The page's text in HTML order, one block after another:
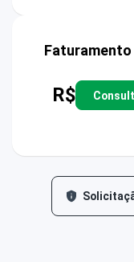
Faturamento
R$